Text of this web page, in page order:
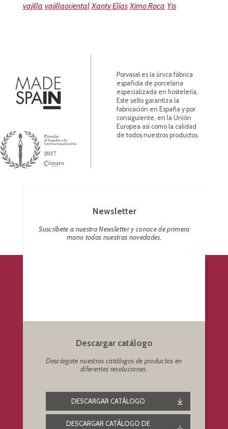
vajilla vajillaoriental Xanty Elías Ximo Roca Yis
Porvasal es la única fábrica
española de porcelana
especializada en hostelería.
Este sello garantiza la
fabricación en España y por
consiguiente, en la Unión
Europea así como la calidad
de todos nuestros productos.
Newsletter
Suscríbete a nuestra Newsletter y conoce de primera
mano todas nuestras novedades.
Descargar catálogo
Descárgate nuestros catálogos de productos en
diferentes resoluciones.
DESCARGAR CATÁLOGO
DESCARGAR CATÁLOGO DE